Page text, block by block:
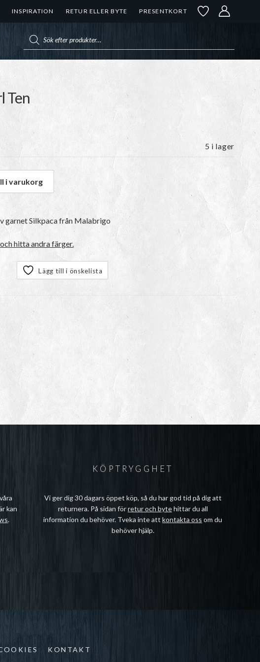
INSPIRATION RETUR ELLER BYTE PRESENTKORT
Ten
5 i lager
Pearl Ten mängd
i varukorg
garnetSilkpacafrån Malabrigo
hitta andra färger.
Lägg till i önskelista
kan
.
KÖPTRYGGHET
Vi ger dig 30 dagars öppet köp, så du har god tid på dig att
returnera. På sidan förretur och bytehittar du all
information du behöver. Tveka inte attkontakta oss om du
behöver hjälp.
KONTAKT